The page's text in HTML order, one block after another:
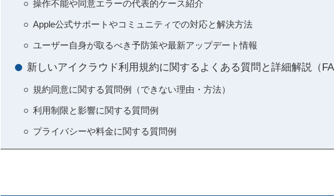
操作不能や同意エラーの代表的ケース紹介
Apple公式サポートやコミュニティでの対応と解決方法
ユーザー自身が取るべき予防策や最新アップデート情報
新しいアイクラウド利用規約に関するよくある質問と詳細解説（
規約同意に関する質問例（できない理由・方法）
利用制限と影響に関する質問例
プライバシーや料金に関する質問例